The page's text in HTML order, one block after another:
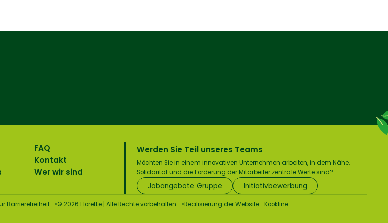
FAQ
Kontakt
Wer wir sind
Werden Sie Teil unseres Teams
Möchten Sie in einem innovativen Unternehmen arbeiten, in dem Nähe,
Solidarität und die Förderung der Mitarbeiter zentrale Werte sind?
Jobangebote Gruppe Initiativbewerbung
Barrierefreiheit © 2026 Florette | Alle Rechte vorbehalten Realisierung der Website : Kookline